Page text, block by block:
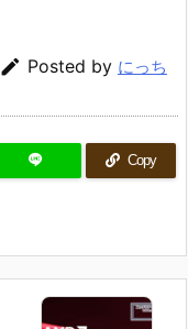
 Posted by にっち
Copy